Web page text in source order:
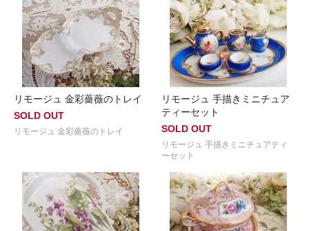
リモージュ 金彩薔薇のトレイ
SOLD OUT
リモージュ 金彩薔薇のトレイ
リモージュ 手描きミニチュア
ティーセット
SOLD OUT
リモージュ 手描きミニチュアティ
ーセット